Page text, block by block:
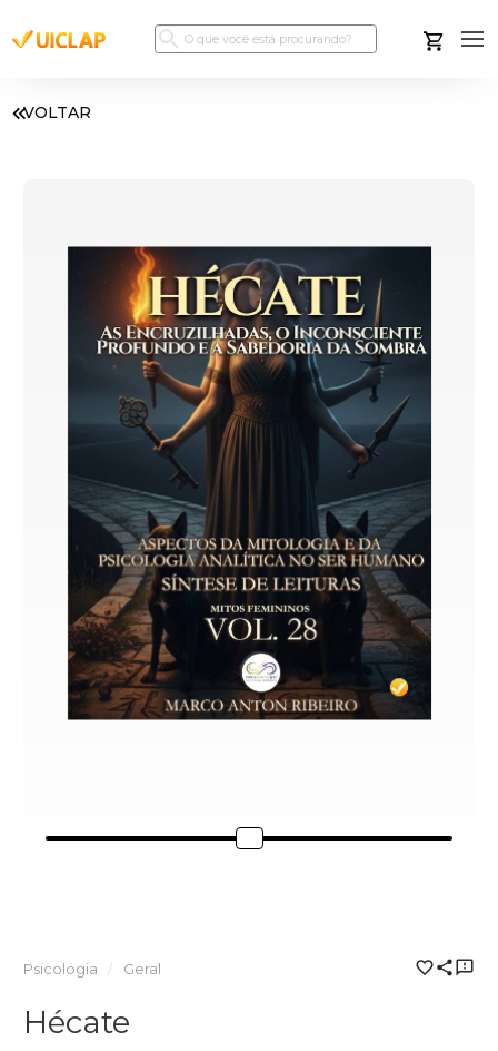
VOLTAR
Psicologia Geral
Hécate